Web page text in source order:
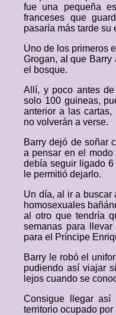
fue una pequeña
franceses que
pasaría más tarde su
Uno de los primeros
Grogan, al que Barry
el bosque.
Allí, y poco antes
solo 100 guineas,
anterior a las
no volverán a verse.
Barry dejó de soñar
a pensar en el
debía seguir ligado
le permitió dejarlo.
Un día, al ir a buscar
homosexuales
al otro que tendría
semanas para
para el Príncipe
Barry le robó el
pudiendo así viajar
lejos cuando se
Consigue llegar así
territorio ocupado por